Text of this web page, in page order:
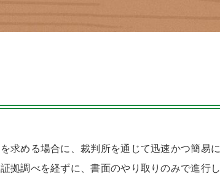
求める場合に、裁判所を通じて迅速かつ簡易
拠調べを経ずに、書面のやり取りのみで進行